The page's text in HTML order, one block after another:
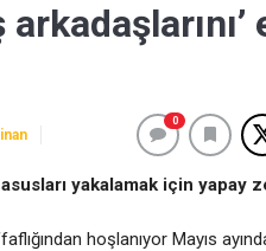
0
yakalamak için yapay
hoşlanıyor Mayıs